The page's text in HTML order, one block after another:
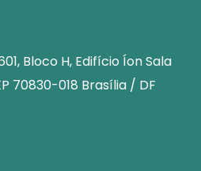
Bloco H, Edifício Íon Sala
70830-018 Brasília / DF